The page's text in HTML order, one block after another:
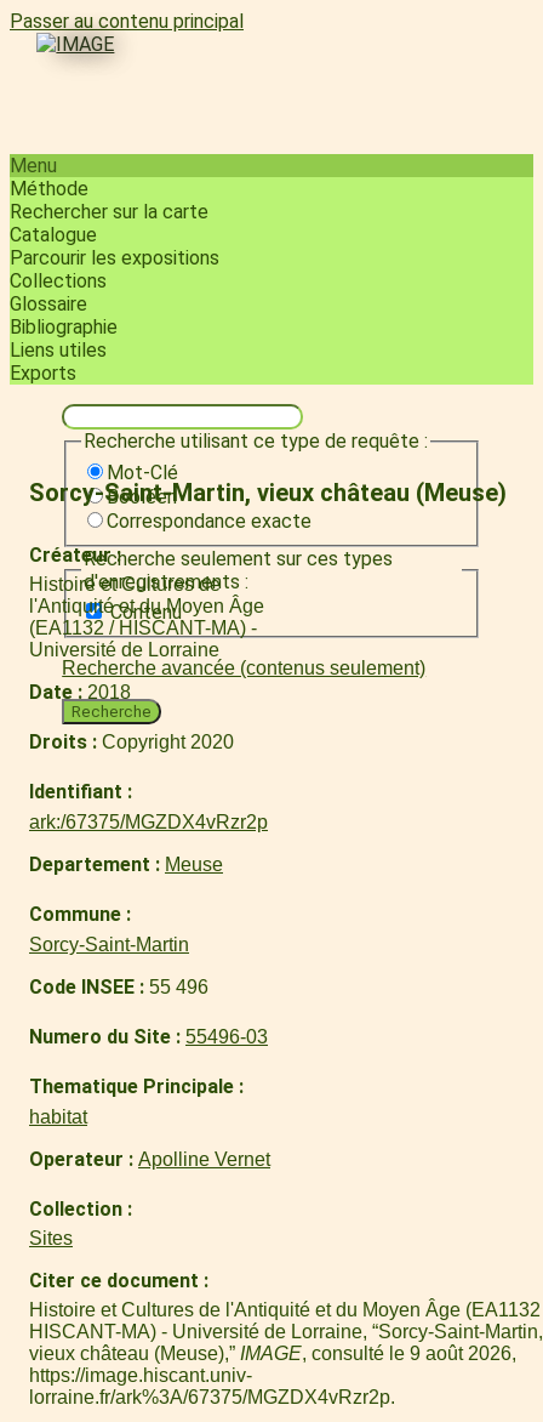
Passer au contenu principal
Menu
Méthode
Rechercher sur la carte
Catalogue
Parcourir les expositions
Collections
Glossaire
Bibliographie
Liens utiles
Exports
Recherche utilisant ce type de requête :
Mot-Clé
Booléen
Correspondance exacte
Recherche seulement sur ces types
d'enregistrements :
Contenu
Recherche avancée (contenus seulement)
Recherche
Sorcy-Saint-Martin, vieux château (Meuse)
Créateur
Histoire et Cultures de
l'Antiquité et du Moyen Âge
(EA1132 / HISCANT-MA) -
Université de Lorraine
Date 2018
Droits Copyright 2020
Identifiant
ark:/67375/MGZDX4vRzr2p
Departement Meuse
Commune
Sorcy-Saint-Martin
Code INSEE 55 496
Numero du Site 55496-03
Thematique Principale
habitat
Operateur Apolline Vernet
Collection
Sites
Citer ce document
Histoire et Cultures de l'Antiquité et du Moyen Âge (EA1132
HISCANT-MA) - Université de Lorraine, “Sorcy-Saint-Martin,
vieux château (Meuse),” IMAGE, consulté le 9 août 2026,
https://image.hiscant.univ-
lorraine.fr/ark%3A/67375/MGZDX4vRzr2p.